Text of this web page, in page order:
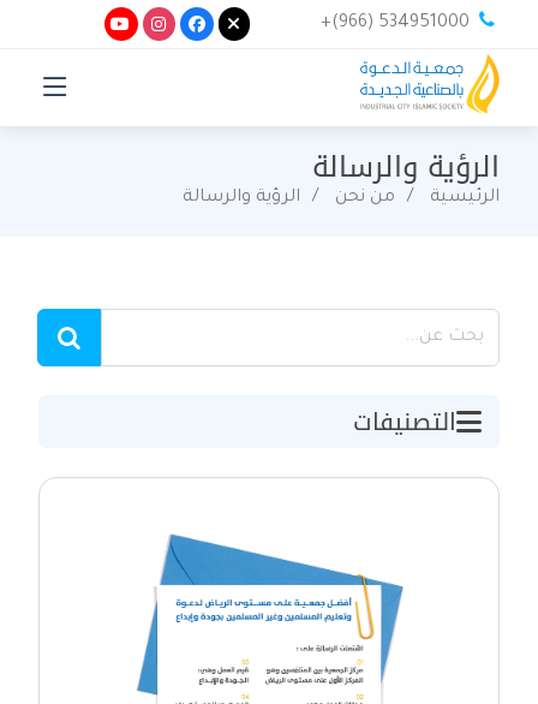
+(966) 534951000
الرؤية والرسالة
الرئيسية من نحن الرؤية والرسالة
التصنيفات